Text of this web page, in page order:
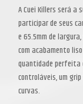
A Cuei Killers será a
participar de seus
e 65.5mm de
com acabamento
quantidade
controláveis, um
curvas.